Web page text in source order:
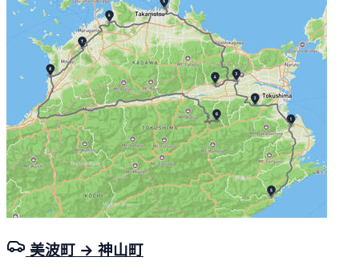
美波町 → 神山町